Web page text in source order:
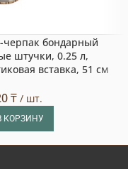
бондарный
штучки, 0.25 л,
вставка, 51 см
₸ / шт.
КОРЗИНУ